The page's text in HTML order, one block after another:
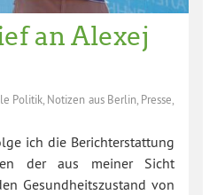
an Alexej
Politik Notizen aus Berlin, Presse
ich die Berichterstattung
der aus meiner Sicht
Gesundheitszustand von